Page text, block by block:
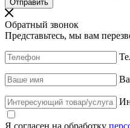
Обратный звонок
Представьтесь, мы вам